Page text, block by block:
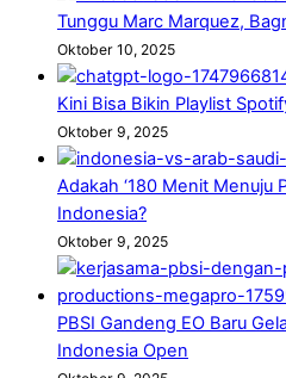
Tunggu Marc Marquez,
Oktober 10, 2025
Kini Bisa Bikin Playlist
Oktober 9, 2025
Adakah ‘180 Menit Menuju
Indonesia?
Oktober 9, 2025
PBSI Gandeng EO Baru
Indonesia Open